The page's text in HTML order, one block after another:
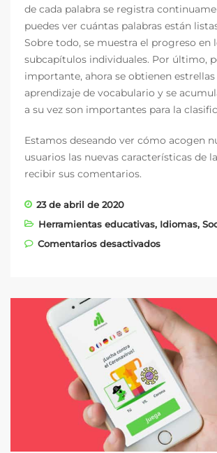
de cada palabra se registra
puedes ver cuántas palabras están
Sobre todo, se muestra el progreso en
subcapítulos individuales. Por último,
importante, ahora se obtienen
aprendizaje de vocabulario y se
a su vez son importantes para la
Estamos deseando ver cómo acogen
usuarios las nuevas características de
recibir sus comentarios.
23 de abril de 2020
Herramientas educativas, Idiomas,
Comentarios desactivadosen